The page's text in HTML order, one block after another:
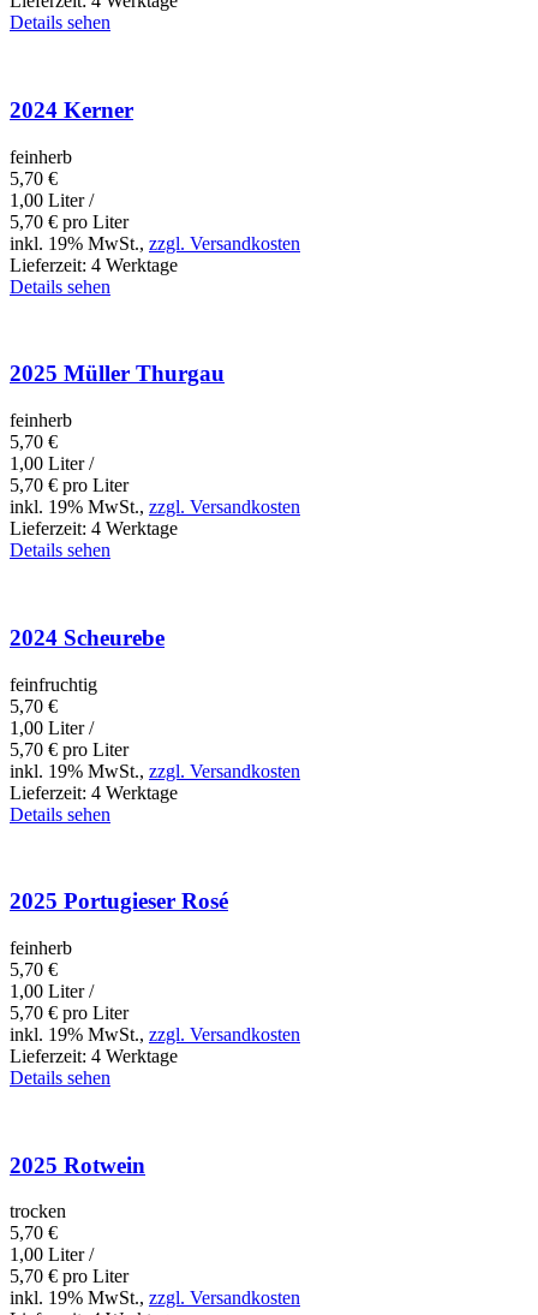
Details sehen
2024 Kerner
feinherb
5,70 €
1,00 Liter /
5,70 € pro Liter
inkl. 19% MwSt., zzgl. Versandkosten
Lieferzeit: 4 Werktage
Details sehen
2025 Müller Thurgau
feinherb
5,70 €
1,00 Liter /
5,70 € pro Liter
inkl. 19% MwSt., zzgl. Versandkosten
Lieferzeit: 4 Werktage
Details sehen
2024 Scheurebe
feinfruchtig
5,70 €
1,00 Liter /
5,70 € pro Liter
inkl. 19% MwSt., zzgl. Versandkosten
Lieferzeit: 4 Werktage
Details sehen
2025 Portugieser Rosé
feinherb
5,70 €
1,00 Liter /
5,70 € pro Liter
inkl. 19% MwSt., zzgl. Versandkosten
Lieferzeit: 4 Werktage
Details sehen
2025 Rotwein
trocken
5,70 €
1,00 Liter /
5,70 € pro Liter
inkl. 19% MwSt., zzgl. Versandkosten